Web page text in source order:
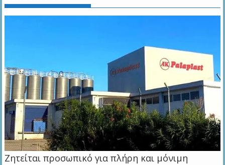
Ζητείται προσωπικό για πλήρη και μόνιμη